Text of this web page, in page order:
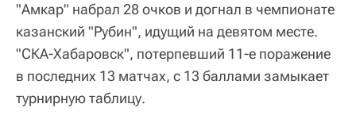
"Амкар" набрал 28 очков и догнал в чемпионате
казанский "Рубин", идущий на девятом месте.
"СКА-Хабаровск", потерпевший 11-е поражение
в последних 13 матчах, с 13 баллами замыкает
турнирную таблицу.